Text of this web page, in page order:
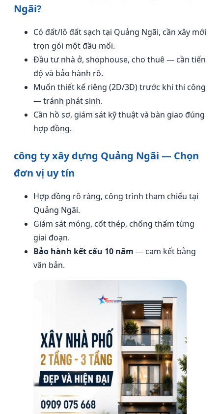
Ngãi?
Có đất/lô đất sạch tại Quảng Ngãi, cần xây mới
trọn gói một đầu mối.
Đầu tư nhà ở, shophouse, cho thuê — cần tiến
độ và bảo hành rõ.
Muốn thiết kế riêng (2D/3D) trước khi thi công
— tránh phát sinh.
Cần hồ sơ, giám sát kỹ thuật và bàn giao đúng
hợp đồng.
công ty xây dựng Quảng Ngãi — Chọn
đơn vị uy tín
Hợp đồng rõ ràng, công trình tham chiếu tại
Quảng Ngãi.
Giám sát móng, cốt thép, chống thấm từng
giai đoạn.
Bảo hành kết cấu 10 năm — cam kết bằng
văn bản.